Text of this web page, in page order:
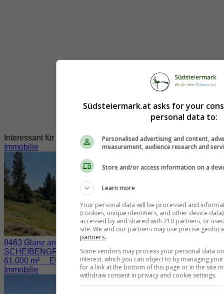
Interessant für Sie?
Immobilie
8463 Glanz an der Weinstraße / Fötschach
SCHEIBENGRUND nahe der WEINSTRASSE
61.000 m² EUR 730.000.-
Immobilie
Südsteiermark.at asks for your
personal data to:
Personalised advertising and content,
measurement, audience research and
Store and/or access information on a
Learn more
Your personal data will be processed and
(cookies, unique identifiers, and other device
accessed by and shared with 210 partners, or
site. We and our partners may use precise
partners.
Some vendors may process your personal data
interest, which you can object to by managing
for a link at the bottom of this page or in the site
withdraw consent in privacy and cookie settings.